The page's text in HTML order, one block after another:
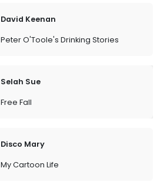
David Keenan
Peter O'Toole's Drinking Stories
Selah Sue
Free Fall
Disco Mary
My Cartoon Life